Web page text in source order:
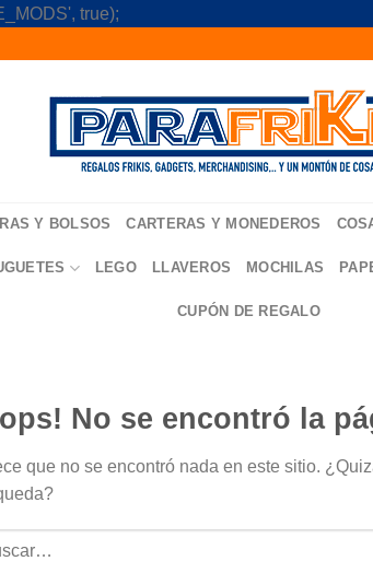
true);
Y BOLSOS CARTERAS Y MONEDEROS
LEGO LLAVEROS MOCHILAS
CUPÓN DE REGALO
No se encontró la
que no se encontró nada en este sitio.